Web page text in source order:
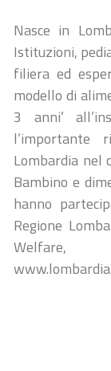
Nasce in
Istituzioni,
filiera ed
modello di
3 anni’
l’importante
Lombardia nel
Bambino e
hanno
Regione